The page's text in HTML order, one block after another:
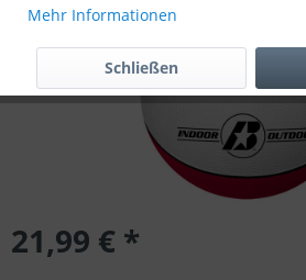
21,99 € *
Mehr Informationen
Schließen